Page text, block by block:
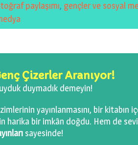
paylaşımı, gençler ve sosyal
Çizerler Aranıyor!
duymadık demeyin!
yayınlanmasını, bir kitabın
harika bir imkân doğdu. Hem de
sayesinde!